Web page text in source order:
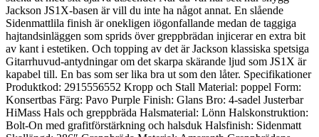
Jackson JS1X-basen är vill du inte ha något annat. En slående
Sidenmattlila finish är onekligen iögonfallande medan de taggiga
hajtandsinläggen som sprids över greppbrädan injicerar en extra bit
av kant i estetiken. Och topping av det är Jackson klassiska spetsiga
Gitarrhuvud-antydningar om det skarpa skärande ljud som JS1X är
kapabel till. En bas som ser lika bra ut som den låter. Specifikationer
Produktkod: 2915556552 Kropp och Stall Material: poppel Form:
Konsertbas Färg: Pavo Purple Finish: Glans Bro: 4-sadel Justerbar
HiMass Hals och greppbräda Halsmaterial: Lönn Halskonstruktion:
Bolt-On med grafitförstärkning och halsduk Halsfinish: Sidenmatt